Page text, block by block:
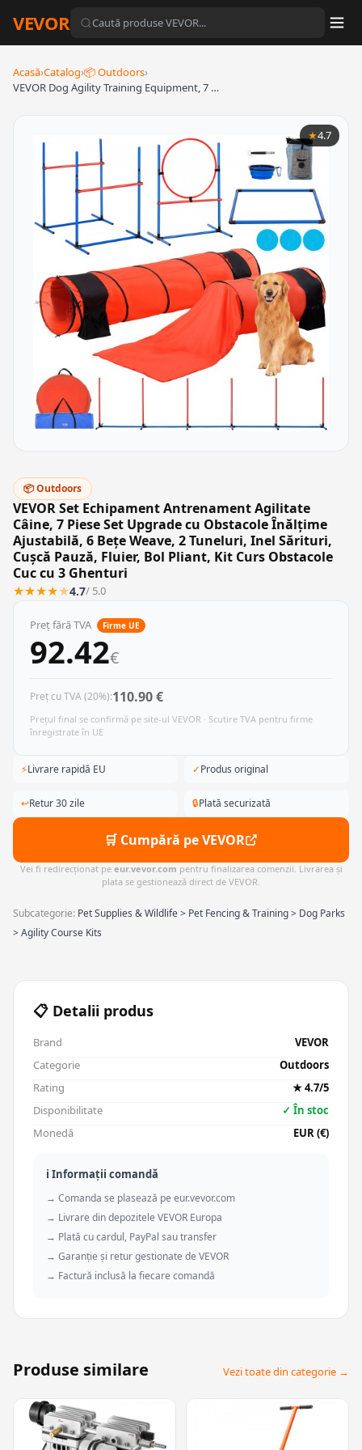
VEVOR
Acasă›Catalog›📦 Outdoors›
VEVOR Dog Agility Training Equipment, 7 …
★4.7
📦 Outdoors
VEVOR Set Echipament Antrenament Agilitate
Câine, 7 Piese Set Upgrade cu Obstacole Înălțime
Ajustabilă, 6 Bețe Weave, 2 Tuneluri, Inel Sărituri,
Cușcă Pauză, Fluier, Bol Pliant, Kit Curs Obstacole
Cuc cu 3 Ghenturi
★★★★★4.7/ 5.0
Preț fără TVA Firme UE
92.42€
Preț cu TVA (20%):110.90 €
Prețul final se confirmă pe site-ul VEVOR · Scutire TVA pentru firme
înregistrate în UE
⚡Livrare rapidă EU ✓Produs original
↩Retur 30 zile 🔒Plată securizată
🛒 Cumpără pe VEVOR
Vei fi redirecționat pe eur.vevor.com pentru finalizarea comenzii. Livrarea și
plata se gestionează direct de VEVOR.
Subcategorie: Pet Supplies & Wildlife > Pet Fencing & Training > Dog Parks
> Agility Course Kits
📋 Detalii produs
Brand
VEVOR
Categorie
Outdoors
Rating
★ 4.7/5
Disponibilitate
✓ În stoc
Monedă
EUR (€)
ℹ️ Informații comandă
→ Comanda se plasează pe eur.vevor.com
→ Livrare din depozitele VEVOR Europa
→ Plată cu cardul, PayPal sau transfer
→ Garanție și retur gestionate de VEVOR
→ Factură inclusă la fiecare comandă
Produse similare Vezi toate din categorie →